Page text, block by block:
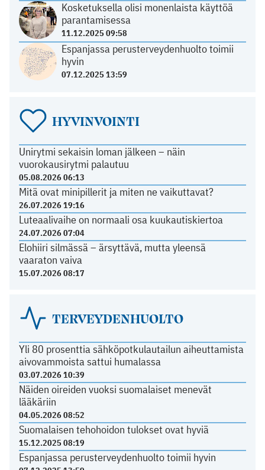
Kosketuksella olisi monenlaista käyttöä
parantamisessa
11.12.2025 09:58
Espanjassa perusterveydenhuolto toimii
hyvin
07.12.2025 13:59
HYVINVOINTI
Unirytmi sekaisin loman jälkeen – näin
vuorokausirytmi palautuu
05.08.2026 06:13
Mitä ovat minipillerit ja miten ne vaikuttavat?
26.07.2026 19:16
Luteaalivaihe on normaali osa kuukautiskiertoa
24.07.2026 07:04
Elohiiri silmässä – ärsyttävä, mutta yleensä
vaaraton vaiva
15.07.2026 08:17
TERVEYDENHUOLTO
Yli 80 prosenttia sähköpotkulautailun aiheuttamista
aivovammoista sattui humalassa
03.07.2026 10:39
Näiden oireiden vuoksi suomalaiset menevät
lääkäriin
04.05.2026 08:52
Suomalaisen tehohoidon tulokset ovat hyviä
15.12.2025 08:19
Espanjassa perusterveydenhuolto toimii hyvin